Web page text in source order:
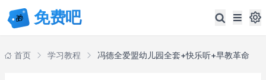
首页 学习教程 冯德全爱盟幼儿园全套+快乐听+早教革命